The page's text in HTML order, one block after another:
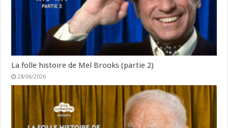
La folle histoire de Mel Brooks (partie 2)
28/06/2026